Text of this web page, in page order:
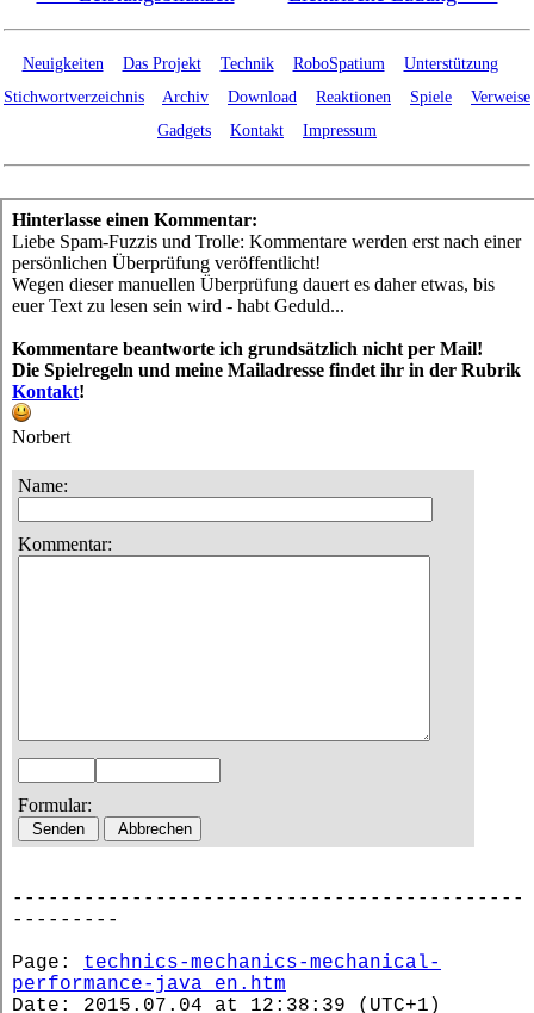
Neuigkeiten Das Projekt Technik RoboSpatium
Unterstützung
Stichwortverzeichnis
Archiv Download Reaktionen Spiele
Verweise
Gadgets
Kontakt Impressum